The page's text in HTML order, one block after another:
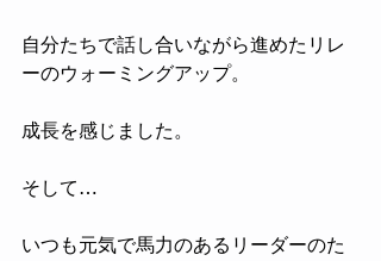
自分たちで話し合いながら進めたリレ
ーのウォーミングアップ。
成長を感じました。
そして…
いつも元気で馬力のあるリーダーのた